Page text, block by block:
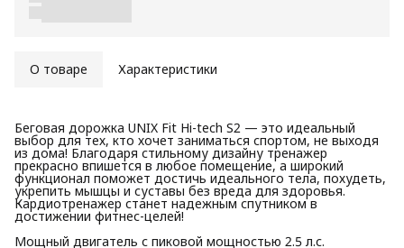
О товаре Характеристики
Беговая дорожка UNIX Fit Hi-tech S2 — это идеальный
выбор для тех, кто хочет заниматься спортом, не выходя
из дома! Благодаря стильному дизайну тренажер
прекрасно впишется в любое помещение, а широкий
функционал поможет достичь идеального тела, похудеть,
укрепить мышцы и суставы без вреда для здоровья.
Кардиотренажер станет надежным спутником в
достижении фитнес-целей!
Мощный двигатель с пиковой мощностью 2.5 л.с.